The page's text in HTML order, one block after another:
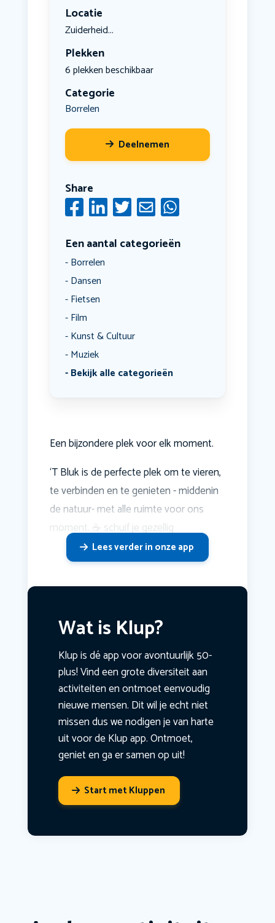
Locatie
Zuiderheid...
Plekken
6 plekken beschikbaar
Categorie
Borrelen
Deelnemen
Share
Een aantal categorieën
Borrelen
Dansen
Fietsen
Film
Kunst & Cultuur
Muziek
Bekijk alle categorieën
Een bijzondere plek voor elk moment.
‘T Bluk is de perfecte plek om te vieren,
te verbinden en te genieten - middenin
de natuur- met alle ruimte voor ons
moment. ☕️ schuif je gezellig
Lees verder in onze app
Wat is Klup?
Klup is dé app voor avontuurlijk 50-
plus! Vind een grote diversiteit aan
activiteiten en ontmoet eenvoudig
nieuwe mensen. Dit wil je echt niet
missen dus we nodigen je van harte
uit voor de Klup app. Ontmoet,
geniet en ga er samen op uit!
Start met Kluppen